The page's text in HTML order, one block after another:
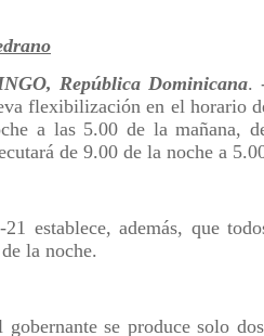
República Dominicana.
flexibilización en el horario
a las 5.00 de la mañana,
de 9.00 de la noche a
establece, además, que
la noche.
se produce solo